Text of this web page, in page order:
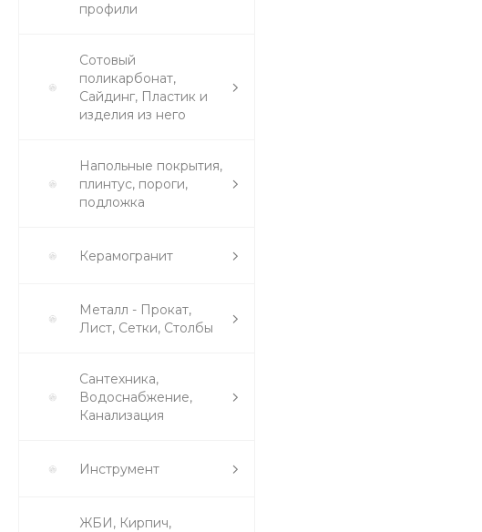
профили
Сотовый
поликарбонат,
Сайдинг, Пластик и
изделия из него
Напольные покрытия,
плинтус, пороги,
подложка
Керамогранит
Металл - Прокат,
Лист, Сетки, Столбы
Сантехника,
Водоснабжение,
Канализация
Инструмент
ЖБИ, Кирпич,